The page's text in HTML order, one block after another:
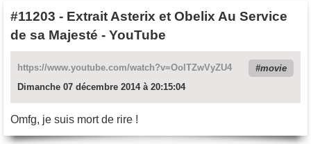
#11203 - Extrait Asterix et Obelix Au Service
de sa Majesté - YouTube
https://www.youtube.com/watch?v=OolTZwVyZU4
movie
Dimanche 07 décembre 2014 à 20:15:04
Omfg, je suis mort de rire !